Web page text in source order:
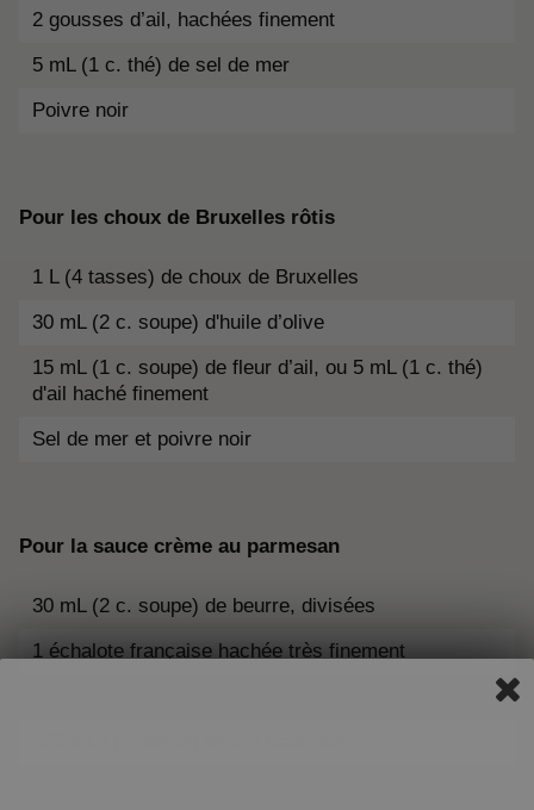
2 gousses d’ail, hachées finement
5 mL (1 c. thé) de sel de mer
Poivre noir
Pour les choux de Bruxelles rôtis
1 L (4 tasses) de choux de Bruxelles
30 mL (2 c. soupe) d'huile d’olive
15 mL (1 c. soupe) de fleur d’ail, ou 5 mL (1 c. thé)
d'ail haché finement
Sel de mer et poivre noir
Pour la sauce crème au parmesan
30 mL (2 c. soupe) de beurre, divisées
1 échalote française hachée très finement